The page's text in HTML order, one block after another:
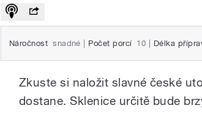
Náročnost snadné Počet porcí 10 Délka
Zkuste si naložit slavné české
dostane. Sklenice určitě bude